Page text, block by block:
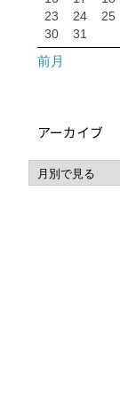
23
24 25
30
31
前月
アーカイブ